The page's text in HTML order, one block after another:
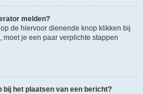
melden?
de hiervoor dienende knop klikken bij
moet je een paar verplichte stappen
het plaatsen van een bericht?